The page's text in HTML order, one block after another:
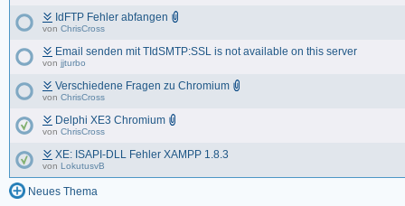
IdFTP Fehler abfangen
von ChrisCross
Email senden mit TIdSMTP:SSL is not available on this server
von jjturbo
Verschiedene Fragen zu Chromium
von ChrisCross
Delphi XE3 Chromium
von ChrisCross
XE: ISAPI-DLL Fehler XAMPP 1.8.3
von LokutusvB
Neues Thema